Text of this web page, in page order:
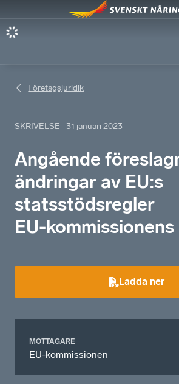
Företagsjuridik
SKRIVELSE 31 januari 2023
Angående
ändringar av EU:s
statsstödsregler
EU-kommissionens
Ladda ner
MOTTAGARE
EU-kommissionen